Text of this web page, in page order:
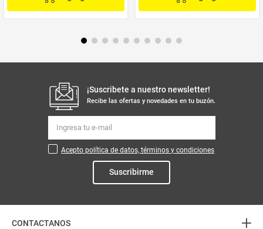
¡Suscribete a nuestro newsletter!
Recibe las ofertas y novedades en tu buzón.
Acepto política de datos, términos y condiciones
Suscribirme
CONTACTANOS +